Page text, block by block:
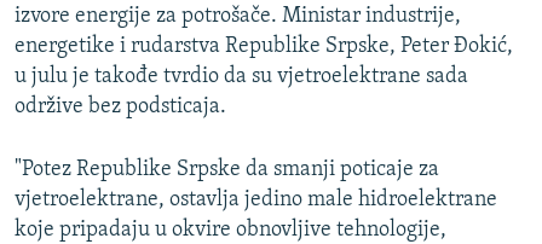
izvore energije za potrošače. Ministar industrije,
energetike i rudarstva Republike Srpske, Peter Đokić,
u julu je takođe tvrdio da su vjetroelektrane sada
održive bez podsticaja.
"Potez Republike Srpske da smanji poticaje za
vjetroelektrane, ostavlja jedino male hidroelektrane
koje pripadaju u okvire obnovljive tehnologije,